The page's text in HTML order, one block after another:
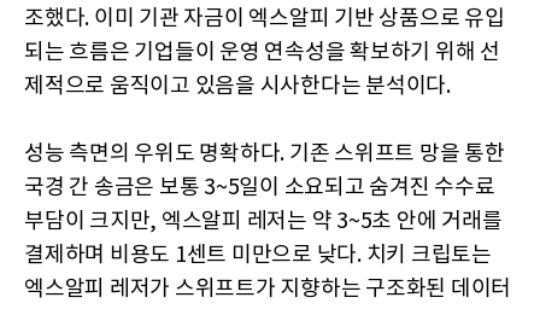
조했다. 이미 기관 자금이 엑스알피 기반 상품으로 유입
되는 흐름은 기업들이 운영 연속성을 확보하기 위해 선
제적으로 움직이고 있음을 시사한다는 분석이다.
성능 측면의 우위도 명확하다. 기존 스위프트 망을 통한
국경 간 송금은 보통 3~5일이 소요되고 숨겨진 수수료
부담이 크지만, 엑스알피 레저는 약 3~5초 안에 거래를
결제하며 비용도 1센트 미만으로 낮다. 치키 크립토는
엑스알피 레저가 스위프트가 지향하는 구조화된 데이터